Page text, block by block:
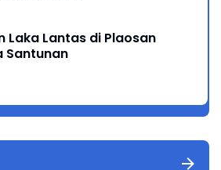
Laka Lantas di Plaosan
Santunan